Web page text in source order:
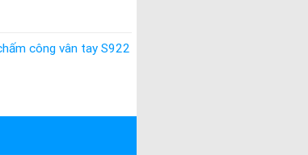
công vân tay S922